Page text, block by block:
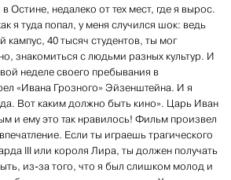
Остине, недалеко от тех мест, где я вырос.
я туда попал, у меня случился шок: ведь
40 тысяч студентов, ты мог
знакомиться с людьми разных культур. И
неделе своего пребывания в
«Ивана Грозного» Эйзенштейна. И я
Вот каким должно быть кино». Царь Иван
и ему это так нравилось! Фильм произвел
Если ты играешь трагического
III или короля Лира, ты должен получать
из-за того, что я был слишком молод и